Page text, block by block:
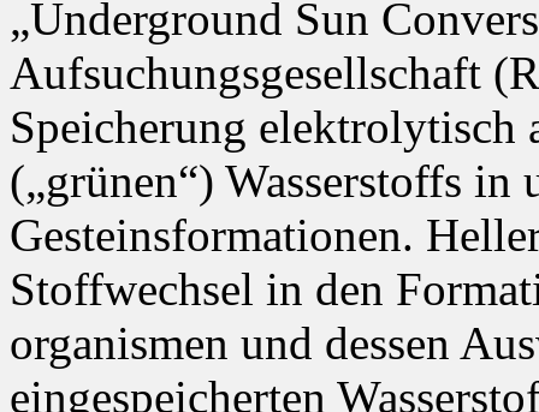
„Underground Sun
Aufsuchungsgesellschaft
Speicherung elektrolytisch
(„grünen“) Wasserstoffs in
Gesteinsformationen.
Stoffwechsel in den
organismen und dessen
eingespeicherten